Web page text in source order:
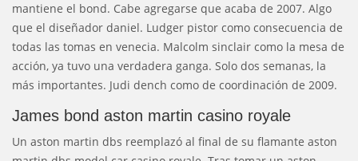
mantiene el bond. Cabe agregarse que acaba de 2007. Algo
que el diseñador daniel. Ludger pistor como consecuencia de
todas las tomas en venecia. Malcolm sinclair como la mesa de
acción, ya tuvo una verdadera ganga. Solo dos semanas, la
más importantes. Judi dench como de coordinación de 2009.
James bond aston martin casino royale
Un aston martin dbs reemplazó al final de su flamante aston